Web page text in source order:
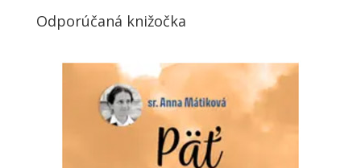
Odporúčaná knižočka